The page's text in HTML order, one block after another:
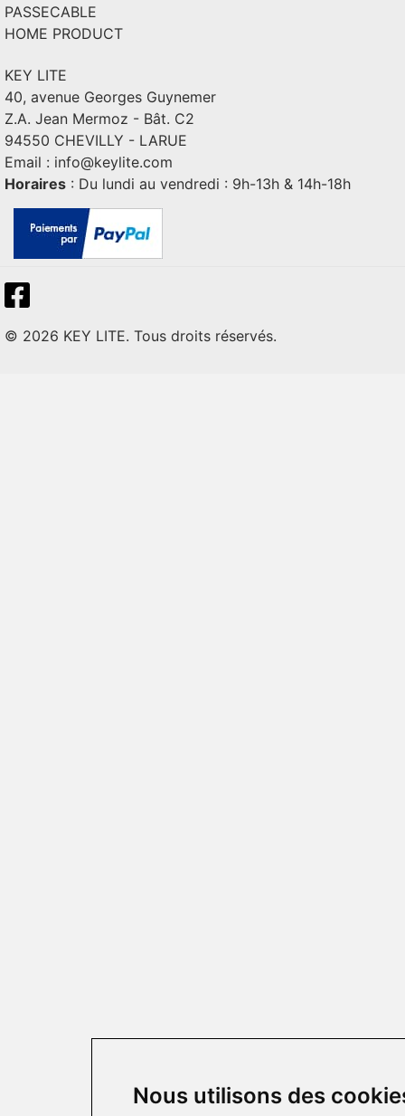
Nous utilisons des
PASSECABLE
HOME PRODUCT
KEY LITE
40, avenue Georges Guynemer
Z.A. Jean Mermoz - Bât. C2
94550 CHEVILLY - LARUE
Email : info@keylite.com
Horaires : Du lundi au vendredi : 9h-13h & 14h-18h
© 2026 KEY LITE. Tous droits réservés.